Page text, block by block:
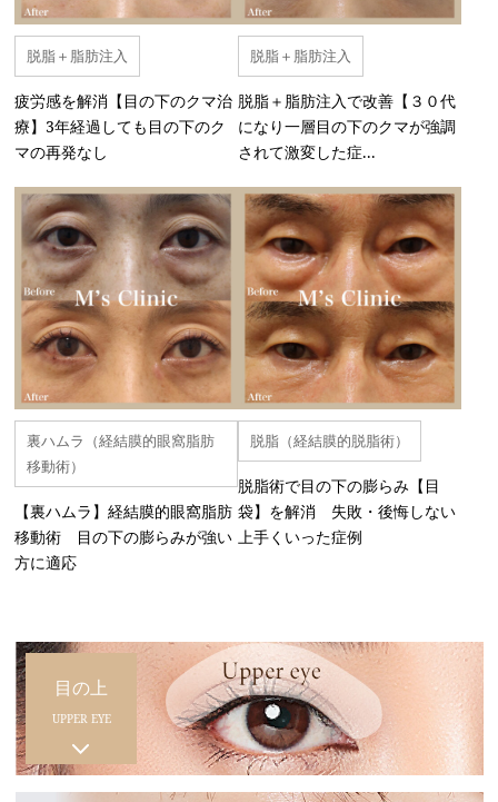
脱脂＋脂肪注入
疲労感を解消【目の下のクマ治
療】3年経過しても目の下のク
マの再発なし
脱脂＋脂肪注入
脱脂＋脂肪注入で改善【３０代
になり一層目の下のクマが強調
されて激変した症...
裏ハムラ（経結膜的眼窩脂肪
移動術）
【裏ハムラ】経結膜的眼窩脂肪
移動術 目の下の膨らみが強い
方に適応
脱脂（経結膜的脱脂術）
脱脂術で目の下の膨らみ【目
袋】を解消 失敗・後悔しない
上手くいった症例
目の上
UPPER EYE